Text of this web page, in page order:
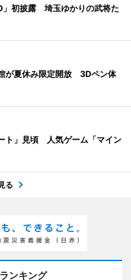
」初披露 埼玉ゆかりの武将た
が夏休み限定開放 3Dペン体
ト」見頃 人気ゲーム「マイン
る
ンキング